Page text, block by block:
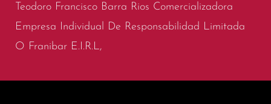
Teodoro Francisco Barra Rios Comercializadora
Empresa Individual De Responsabilidad Limitada
O Franibar E.I.R.L,